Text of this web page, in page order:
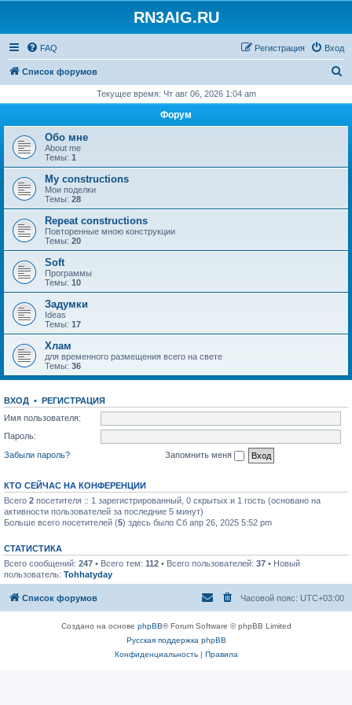
RN3AIG.RU
FAQ Вход
Регистрация
Список форумов
с
Текущее время: Чт авг 06, 2026 1:04 am
Форум
Обо мне
About me
Темы: 1
My constructions
Мои поделки
Темы: 28
Repeat constructions
Повторенные мною конструкции
Темы: 20
Soft
Программы
Темы: 10
Задумки
Ideas
Темы: 17
Хлам
для временного размещения всего на свете
Темы: 36
ВХОД • РЕГИСТРАЦИЯ
Имя пользователя:
Пароль:
Забыли пароль?
Запомнить меня
КТО СЕЙЧАС НА КОНФЕРЕНЦИИ
Всего 2 посетителя :: 1 зарегистрированный, 0 скрытых и 1 гость (основано на
активности пользователей за последние 5 минут)
Больше всего посетителей (5) здесь было Сб апр 26, 2025 5:52 pm
СТАТИСТИКА
Всего сообщений: 247 • Всего тем: 112 • Всего пользователей: 37 • Новый
пользователь: Tohhatyday
Список форумов Часовой пояс: UTC+03:00
Создано на основе phpBB® Forum Software © phpBB Limited
Русская поддержка phpBB
Конфиденциальность| Правила